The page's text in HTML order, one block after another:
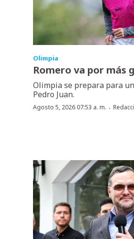
Olimpia
Romero va por más
Olimpia se prepara para
Pedro Juan.
Agosto 5, 2026 07:53 a. m. ·